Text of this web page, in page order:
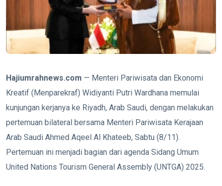
Hajiumrahnews.com — Menteri Pariwisata dan Ekonomi
Kreatif (Menparekraf) Widiyanti Putri Wardhana memulai
kunjungan kerjanya ke Riyadh, Arab Saudi, dengan melakukan
pertemuan bilateral bersama Menteri Pariwisata Kerajaan
Arab Saudi Ahmed Aqeel Al Khateeb, Sabtu (8/11).
Pertemuan ini menjadi bagian dari agenda Sidang Umum
United Nations Tourism General Assembly (UNTGA) 2025.